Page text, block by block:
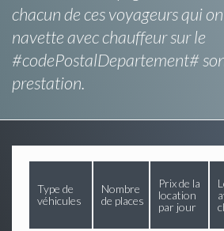
chacun de ces voyageurs qui
navette avec chauffeur sur le
#codePostalDepartement#
prestation.
Type de
véhicules
Nombre
de places
Prix de la
location
par jour